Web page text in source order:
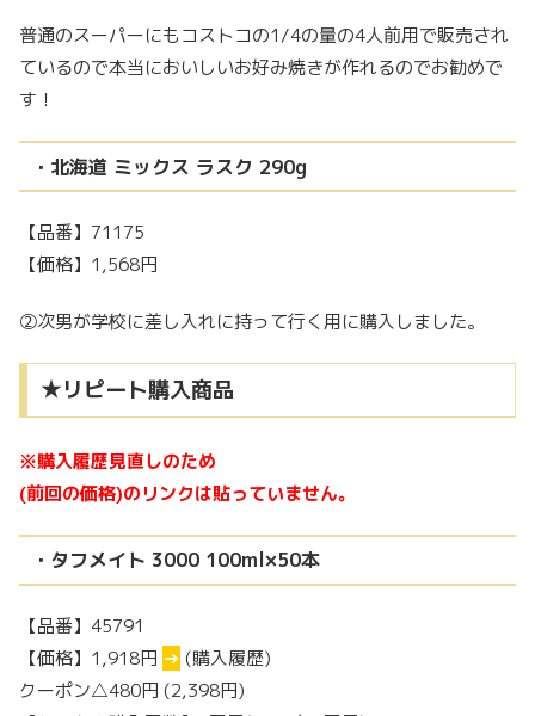
普通のスーパーにもコストコの1/4の量の4人前用で販売され
ているので本当においしいお好み焼きが作れるのでお勧めで
す！
・北海道 ミックス ラスク 290g
【品番】71175
【価格】1,568円
②次男が学校に差し入れに持って行く用に購入しました。
★リピート購入商品
※購入履歴見直しのため
(前回の価格)のリンクは貼っていません。
・タフメイト 3000 100ml×50本
【品番】45791
【価格】1,918円 → (購入履歴)
クーポン△480円 (2,398円)